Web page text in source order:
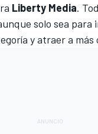
Liberty Media.
solo sea
y atraer a